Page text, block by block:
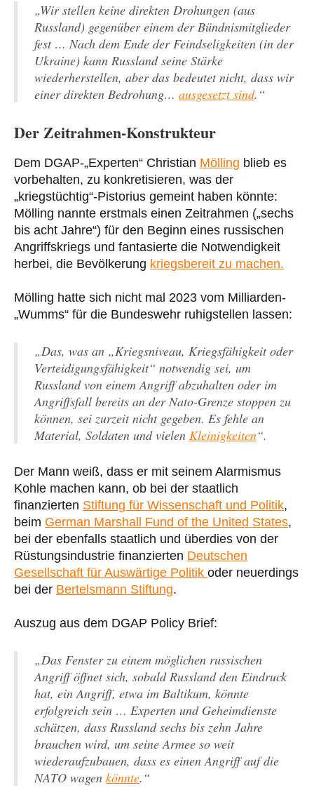
„Wir stellen keine direkten Drohungen (aus
Russland) gegenüber einem der Bündnismitglieder
fest … Nach dem Ende der Feindseligkeiten (in der
Ukraine) kann Russland seine Stärke
wiederherstellen, aber das bedeutet nicht, dass wir
einer direkten Bedrohung… ausgesetzt sind.“
Der Zeitrahmen-Konstrukteur
Dem DGAP-„Experten“ Christian Mölling blieb es
vorbehalten, zu konkretisieren, was der
„kriegstüchtig“-Pistorius gemeint haben könnte:
Mölling nannte erstmals einen Zeitrahmen („sechs
bis acht Jahre“) für den Beginn eines russischen
Angriffskriegs und fantasierte die Notwendigkeit
herbei, die Bevölkerung kriegsbereit zu machen.
Mölling hatte sich nicht mal 2023 vom Milliarden-
„Wumms“ für die Bundeswehr ruhigstellen lassen:
„Das, was an „Kriegsniveau, Kriegsfähigkeit oder
Verteidigungsfähigkeit“ notwendig sei, um
Russland von einem Angriff abzuhalten oder im
Angriffsfall bereits an der Nato-Grenze stoppen zu
können, sei zurzeit nicht gegeben. Es fehle an
Material, Soldaten und vielen Kleinigkeiten“.
Der Mann weiß, dass er mit seinem Alarmismus
Kohle machen kann, ob bei der staatlich
finanzierten Stiftung für Wissenschaft und Politik,
beim German Marshall Fund of the United States,
bei der ebenfalls staatlich und überdies von der
Rüstungsindustrie finanzierten Deutschen
Gesellschaft für Auswärtige Politik oder neuerdings
bei der Bertelsmann Stiftung.
Auszug aus dem DGAP Policy Brief:
„Das Fenster zu einem möglichen russischen
Angriff öffnet sich, sobald Russland den Eindruck
hat, ein Angriff, etwa im Baltikum, könnte
erfolgreich sein … Experten und Geheimdienste
schätzen, dass Russland sechs bis zehn Jahre
brauchen wird, um seine Armee so weit
wiederaufzubauen, dass es einen Angriff auf die
NATO wagen könnte.“